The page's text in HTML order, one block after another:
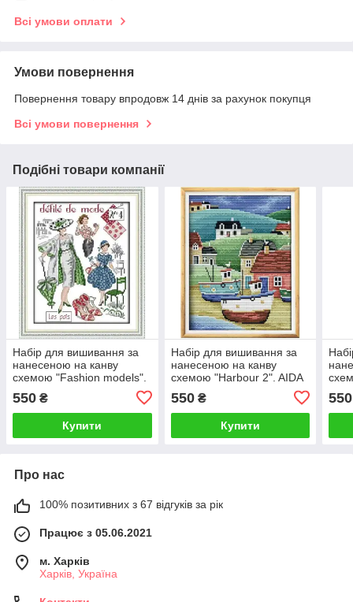
Всі умови оплати
Умови повернення
Повернення товару впродовж 14 днів за рахунок покупця
Всі умови повернення
Подібні товари компанії
Набір для вишивання за
нанесеною на канву
схемою "Fashion models".
AIDA 14CT printed, 22*29
см
550 ₴
Купити
Набір для вишивання за
нанесеною на канву
схемою "Harbour 2". AIDA
550₴
Купити
см
550
Про нас
100% позитивних з 67 відгуків за рік
Працює з 05.06.2021
м. Харків
Харків, Україна